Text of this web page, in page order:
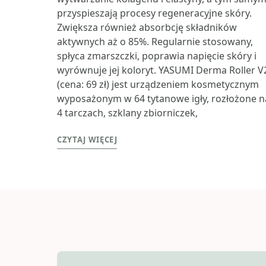
przyspieszają procesy regeneracyjne skóry.
Zwiększa również absorbcję składników
aktywnych aż o 85%. Regularnie stosowany,
spłyca zmarszczki, poprawia napięcie skóry i
wyrównuje jej koloryt. YASUMI Derma Roller
(cena: 69 zł) jest urządzeniem kosmetycznym
wyposażonym w 64 tytanowe igły, rozłożone
4 tarczach, szklany zbiorniczek,
CZYTAJ WIĘCEJ